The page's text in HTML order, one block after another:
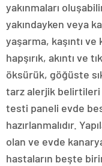
yakınmaları
yakındayken veya
yaşarma, kaşıntı ve
hapşırık, akıntı ve
öksürük, göğüste
tarz alerjik belirtileri
testi paneli evde
hazırlanmalıdır.
olan ve evde
hastaların beşte